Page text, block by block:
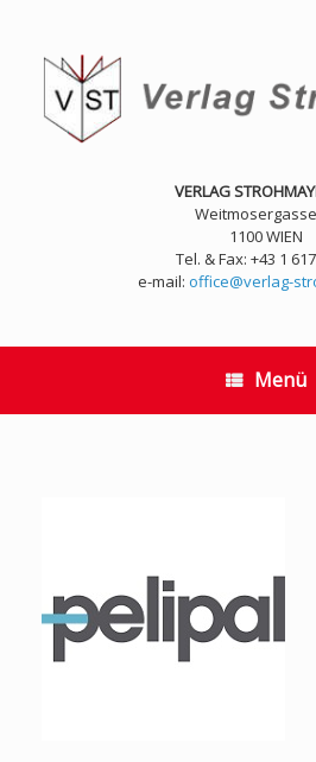
springen
VERLAG
1100 WIEN
Tel. & Fax: +43 1
e-mail: office@verlag-
Menü